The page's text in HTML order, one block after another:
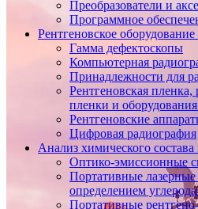
Преобразователи и
Программное
Рентгеновское
Гамма дефектоскопы
Компьютерная
Принадлежности для
Рентгеновская
пленки и
Рентгеновские
Цифровая радиография
Анализ химического состава
Оптико-эмиссионные
Портативные лазерные
определением
Портативные